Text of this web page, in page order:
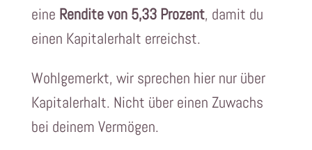
eine Rendite von 5,33 Prozent, damit du
einen Kapitalerhalt erreichst.
Wohlgemerkt, wir sprechen hier nur über
Kapitalerhalt. Nicht über einen Zuwachs
bei deinem Vermögen.